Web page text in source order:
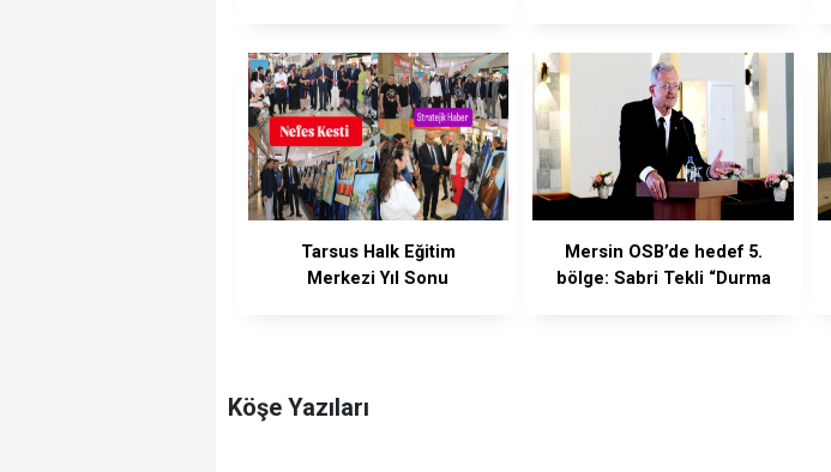
Tarsus Halk Eğitim
Merkezi Yıl Sonu
Mersin OSB’de hedef 5.
bölge: Sabri Tekli “Durma
Köşe Yazıları